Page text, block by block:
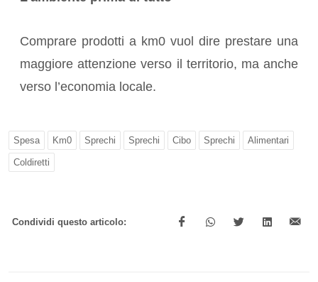
Comprare prodotti a km0 vuol dire prestare una
maggiore attenzione verso il territorio, ma anche
verso l’economia locale.
Spesa Km0 Sprechi Sprechi Cibo Sprechi Alimentari
Coldiretti
Condividi questo articolo: